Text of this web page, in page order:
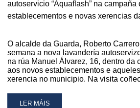
autoservicio “Aquaflash” na
establecementos e novas xerencias
O alcalde da Guarda, Roberto
semana a nova lavandería
na rúa Manuel Álvarez, 16, dentro da
aos novos establecementos e
xerencia no municipio. Na visita
READ
LER MÁIS